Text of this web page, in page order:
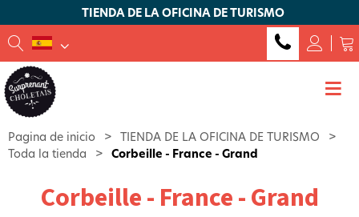
TIENDA DE LA OFICINA DE TURISMO
Pagina de inicio > TIENDA DE LA OFICINA DE TURISMO
>
Toda la tienda
> Corbeille - France - Grand
Corbeille - France - Grand